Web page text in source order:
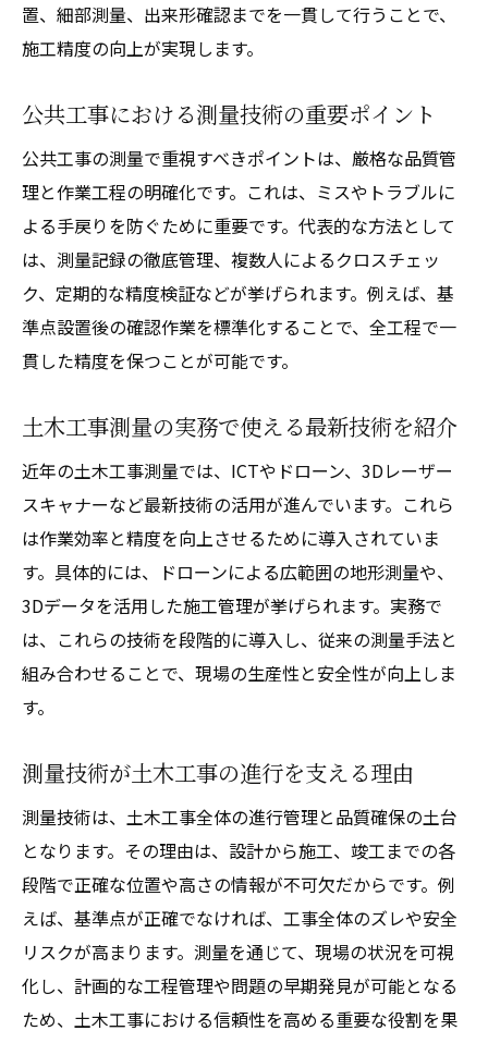
置、細部測量、出来形確認までを一貫して行うことで、
施工精度の向上が実現します。
公共工事における測量技術の重要ポイント
公共工事の測量で重視すべきポイントは、厳格な品質管
理と作業工程の明確化です。これは、ミスやトラブルに
よる手戻りを防ぐために重要です。代表的な方法として
は、測量記録の徹底管理、複数人によるクロスチェッ
ク、定期的な精度検証などが挙げられます。例えば、基
準点設置後の確認作業を標準化することで、全工程で一
貫した精度を保つことが可能です。
土木工事測量の実務で使える最新技術を紹介
近年の土木工事測量では、ICTやドローン、3Dレーザー
スキャナーなど最新技術の活用が進んでいます。これら
は作業効率と精度を向上させるために導入されていま
す。具体的には、ドローンによる広範囲の地形測量や、
3Dデータを活用した施工管理が挙げられます。実務で
は、これらの技術を段階的に導入し、従来の測量手法と
組み合わせることで、現場の生産性と安全性が向上しま
す。
測量技術が土木工事の進行を支える理由
測量技術は、土木工事全体の進行管理と品質確保の土台
となります。その理由は、設計から施工、竣工までの各
段階で正確な位置や高さの情報が不可欠だからです。例
えば、基準点が正確でなければ、工事全体のズレや安全
リスクが高まります。測量を通じて、現場の状況を可視
化し、計画的な工程管理や問題の早期発見が可能となる
ため、土木工事における信頼性を高める重要な役割を果